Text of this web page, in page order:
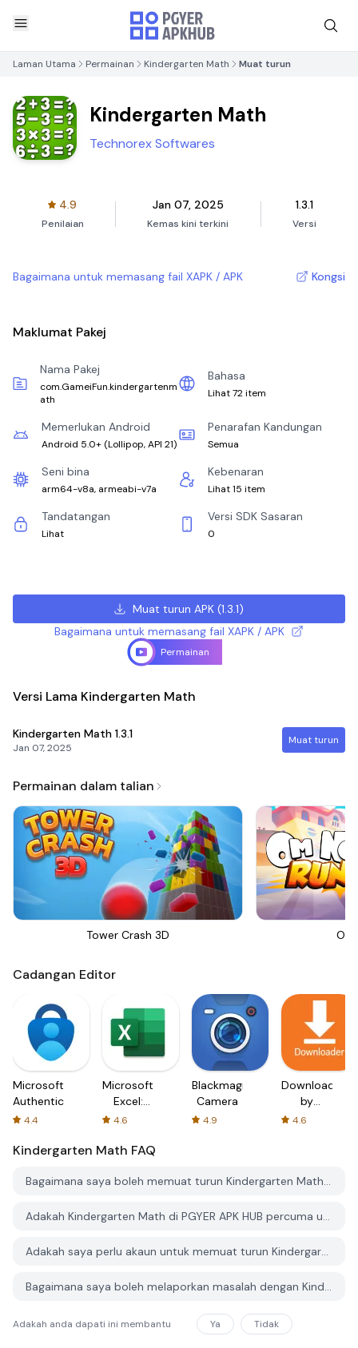
Laman Utama Permainan Kindergarten Math Muat turun
Kindergarten Math
Technorex Softwares
4.9
Penilaian
Jan 07, 2025
Kemas kini terkini
1.3.1
Versi
Bagaimana untuk memasang fail XAPK / APK Kongsi
Maklumat Pakej
Nama Pakej
com.GameiFun.kindergartenm
ath
Bahasa
Lihat 72 item
Memerlukan Android
Android 5.0+ (Lollipop, API 21)
Penarafan Kandungan
Semua
Seni bina
arm64-v8a, armeabi-v7a
Kebenaran
Lihat 15 item
Tandatangan
Lihat
Versi SDK Sasaran
0
Muat turun APK (1.3.1)
Bagaimana untuk memasang fail XAPK / APK
Permainan
Versi Lama Kindergarten Math
Kindergarten Math 1.3.1
Jan 07, 2025
Muat turun
Permainan dalam talian
Tower Crash 3D Om
Cadangan Editor
Microsoft
Authenticator
4.4
Microsoft
Excel:
Spreadsheets
4.6
Blackmagic
Camera
4.9
Downloader
by
AFTVnews
4.6
Kindergarten Math FAQ
Bagaimana saya boleh memuat turun Kindergarten Math dari PGYER APK HUB?
Adakah Kindergarten Math di PGYER APK HUB percuma untuk dimuat turun?
Adakah saya perlu akaun untuk memuat turun Kindergarten Math dari PGYER APK HUB?
Bagaimana saya boleh melaporkan masalah dengan Kindergarten Math di PGYER APK HUB?
Adakah anda dapati ini membantu Ya Tidak